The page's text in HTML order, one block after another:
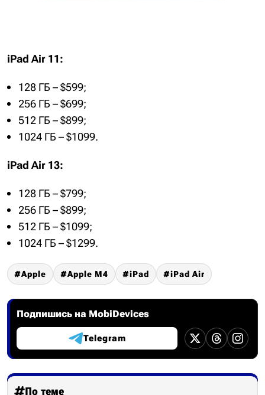
iPad Air 11:
128 ГБ – $599;
256 ГБ – $699;
512 ГБ – $899;
1024 ГБ – $1099.
iPad Air 13:
128 ГБ – $799;
256 ГБ – $899;
512 ГБ – $1099;
1024 ГБ – $1299.
Apple Apple M4 iPad iPad Air
Подпишись на MobiDevices
Telegram
По теме